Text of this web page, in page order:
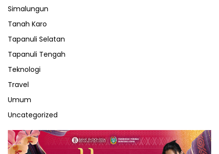
Simalungun
Tanah Karo
Tapanuli Selatan
Tapanuli Tengah
Teknologi
Travel
Umum
Uncategorized